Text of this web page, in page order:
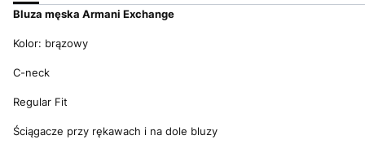
Bluza męska Armani Exchange
Kolor: brązowy
C-neck
Regular Fit
Ściągacze przy rękawach i na dole bluzy